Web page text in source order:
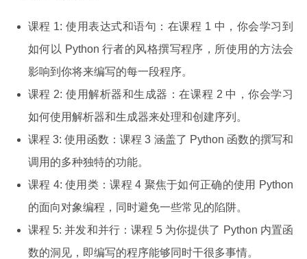
课程 1: 使用表达式和语句：在课程 1 中，你会学习到
如何以 Python 行者的风格撰写程序，所使用的方法会
影响到你将来编写的每一段程序。
课程 2: 使用解析器和生成器：在课程 2 中，你会学习
如何使用解析器和生成器来处理和创建序列。
课程 3: 使用函数：课程 3 涵盖了 Python 函数的撰写和
调用的多种独特的功能。
课程 4: 使用类：课程 4 聚焦于如何正确的使用 Python
的面向对象编程，同时避免一些常见的陷阱。
课程 5: 并发和并行：课程 5 为你提供了 Python 内置函
数的洞见，即编写的程序能够同时干很多事情。